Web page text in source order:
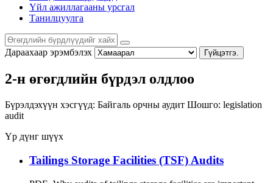
Үйл ажиллагааны урсгал
Танилцуулга
Дараахаар эрэмбэлэх Гүйцэтгэ.
2-н өгөгдлийн бүрдэл олдлоо
Бүрэлдэхүүн хэсгүүд: Байгаль орчны аудит Шошго: legislation
audit
Үр дүнг шүүх
Tailings Storage Facilities (TSF) Audits